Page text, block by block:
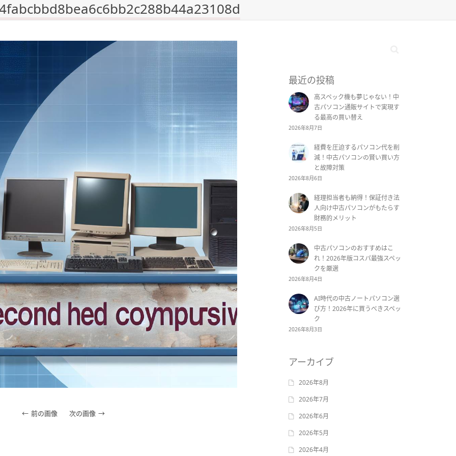
前の画像 次の画像
最近の投稿
高スペック機も夢じゃない！中
古パソコン通販サイトで実現す
る最高の買い替え
2026年8月7日
経費を圧迫するパソコン代を削
減！中古パソコンの賢い買い方
と故障対策
2026年8月6日
経理担当者も納得！保証付き法
人向け中古パソコンがもたらす
財務的メリット
2026年8月5日
中古パソコンのおすすめはこ
れ！2026年版コスパ最強スペッ
クを厳選
2026年8月4日
AI時代の中古ノートパソコン選
び方！2026年に買うべきスペッ
ク
2026年8月3日
アーカイブ
2026年8月
2026年7月
2026年6月
2026年5月
2026年4月